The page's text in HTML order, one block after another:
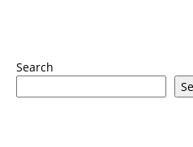
Search